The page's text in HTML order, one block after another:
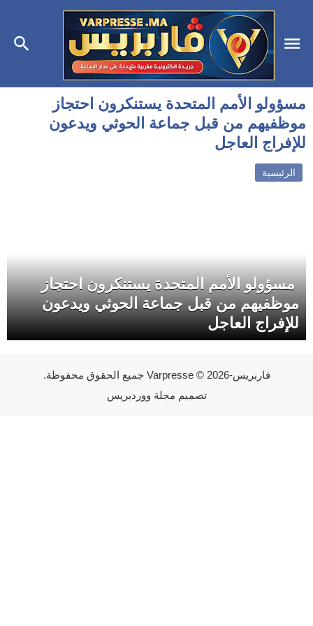
مسؤولو الأمم المتحدة يستنكرون احتجاز
موظفيهم من قبل جماعة الحوثي ويدعون
للإفراج العاجل
الرئيسية
مسؤولو الأمم المتحدة يستنكرون احتجاز
موظفيهم من قبل جماعة الحوثي ويدعون
للإفراج العاجل
فاربريس-Varpresse© 2026 جميع الحقوق محفوظة.
تصميم مجلة ووردبريس